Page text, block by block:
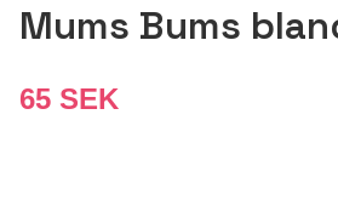
Mums Bums
65 SEK